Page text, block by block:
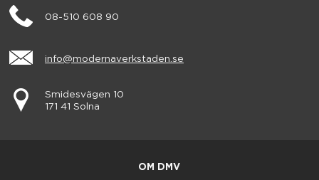
08-510 608 90
info@modernaverkstaden.se
Smidesvägen 10
171 41 Solna
OM DMV